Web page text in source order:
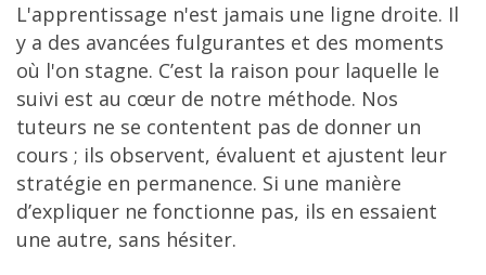
L'apprentissage n'est jamais une ligne droite. Il
y a des avancées fulgurantes et des moments
où l'on stagne. C’est la raison pour laquelle le
suivi est au cœur de notre méthode. Nos
tuteurs ne se contentent pas de donner un
cours ; ils observent, évaluent et ajustent leur
stratégie en permanence. Si une manière
d’expliquer ne fonctionne pas, ils en essaient
une autre, sans hésiter.